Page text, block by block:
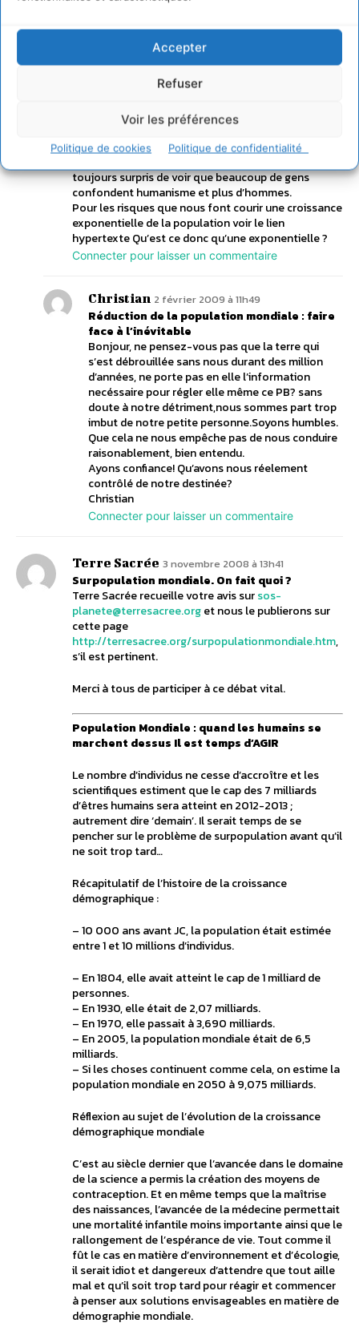
Accepter
Refuser
Voir les préférences
Politique de cookies Politique de confidentialité
l’histoire de l’homme les effectifs ont le plus
souvent été de quelques millions d’individus. Même
à l’époque de Jésus Christ (2000 ans c’est une
goutte d’eau à léchelle de l’histoire de l’espèce
humaine) nous n’étions pas plus de 250 millions.
situation intenable. Il faut militer pour que nous
nous reproduisions un peu moins faute de quoi, la
régulation sera beaucoup plus douloureuse, guerres,
toujours surpris de voir que beaucoup de gens
confondent humanisme et plus d’hommes.
Pour les risques que nous font courir une croissance
exponentielle de la population voir le lien
hypertexte Qu’est ce donc qu’une exponentielle ?
Connecter pour laisser un commentaire
Christian 2 février 2009 à 11h49
Réduction de la population mondiale : faire
face à l’inévitable
Bonjour, ne pensez-vous pas que la terre qui
s’est débrouillée sans nous durant des million
d’années, ne porte pas en elle l’information
necéssaire pour régler elle même ce PB? sans
doute à notre détriment,nous sommes part trop
imbut de notre petite personne.Soyons humbles.
Que cela ne nous empêche pas de nous conduire
raisonablement, bien entendu.
Ayons confiance! Qu’avons nous réelement
contrôlé de notre destinée?
Christian
Connecter pour laisser un commentaire
Terre Sacrée 3 novembre 2008 à 13h41
Surpopulation mondiale. On fait quoi ?
Terre Sacrée recueille votre avis sursos-
planete@terresacree.orget nous le publierons sur
cette page
http://terresacree.org/surpopulationmondiale.htm,
s’il est pertinent.
Merci à tous de participer à ce débat vital.
Population Mondiale : quand les humains se
marchent dessus Il est temps d’AGIR
Le nombre d’individus ne cesse d’accroître et les
scientifiques estiment que le cap des 7 milliards
d’êtres humains sera atteint en 2012-2013 ;
autrement dire ‘demain’. Il serait temps de se
pencher sur le problème de surpopulation avant qu’il
ne soit trop tard…
Récapitulatif de l’histoire de la croissance
démographique :
– 10 000 ans avant JC, la population était estimée
entre 1 et 10 millions d’individus.
– En 1804, elle avait atteint le cap de 1 milliard de
personnes.
– En 1930, elle était de 2,07 milliards.
– En 1970, elle passait à 3,690 milliards.
– En 2005, la population mondiale était de 6,5
milliards.
– Si les choses continuent comme cela, on estime la
population mondiale en 2050 à 9,075 milliards.
Réflexion au sujet de l’évolution de la croissance
démographique mondiale
C’est au siècle dernier que l’avancée dans le domaine
de la science a permis la création des moyens de
contraception. Et en même temps que la maîtrise
des naissances, l’avancée de la médecine permettait
une mortalité infantile moins importante ainsi que le
rallongement de l’espérance de vie. Tout comme il
fût le cas en matière d’environnement et d’écologie,
il serait idiot et dangereux d’attendre que tout aille
mal et qu’il soit trop tard pour réagir et commencer
à penser aux solutions envisageables en matière de
démographie mondiale.